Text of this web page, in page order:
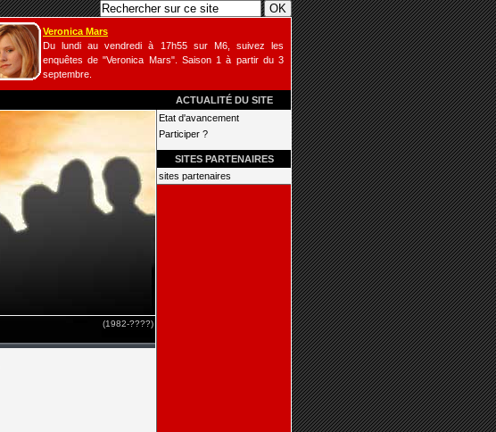
Veronica Mars
Du lundi au vendredi à 17h55 sur M6, suivez les
enquêtes de "Veronica Mars". Saison 1 à partir du 3
septembre.
ACTUALITÉ DU SITE
(1982-????)
Etat d'avancement
Participer ?
SITES PARTENAIRES
sites partenaires